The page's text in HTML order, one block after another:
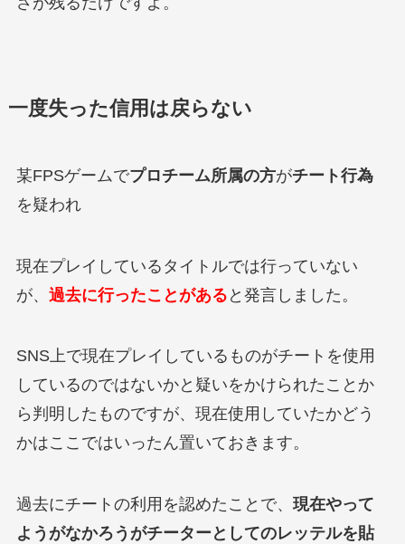
一度失った信用は戻らない
某FPSゲームでプロチーム所属の方がチート行為
を疑われ
現在プレイしているタイトルでは行っていない
が、 過去に行ったことがある と発言しました。
SNS上で現在プレイしているものがチートを使用
しているのではないかと疑いをかけられたことか
ら判明したものですが、現在使用していたかどう
かはここではいったん置いておきます。
過去にチートの利用を認めたことで、 現在やって
ようがなかろうがチーターとしてのレッテルを貼